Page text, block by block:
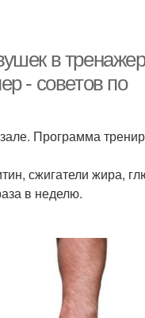
в
- советов по
Программа
сжигатели жира,
в неделю.